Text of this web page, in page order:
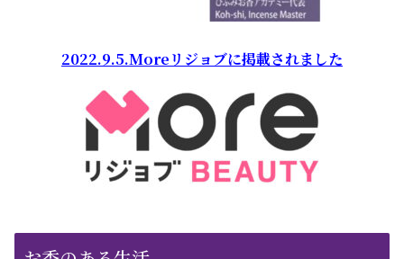
2022.9.5.Moreリジョブに掲載されました